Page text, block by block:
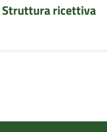
Struttura ricettiva